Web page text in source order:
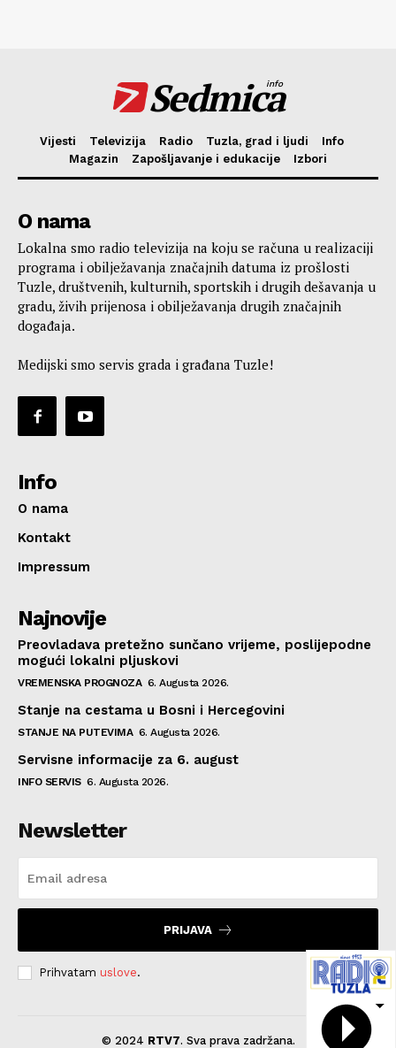
Sedmica
info
Vijesti Televizija Radio Tuzla, grad i ljudi
Info
Magazin
Zapošljavanje i edukacije Izbori
O nama
Lokalna smo radio televizija na koju se računa u realizaciji
programa i obilježavanja značajnih datuma iz prošlosti
Tuzle, društvenih, kulturnih, sportskih i drugih dešavanja u
gradu, živih prijenosa i obilježavanja drugih značajnih
događaja.
Medijski smo servis grada i građana Tuzle!
Info
O nama
Kontakt
Impressum
Najnovije
Preovladava pretežno sunčano vrijeme, poslijepodne
mogući lokalni pljuskovi
VREMENSKA PROGNOZA 6. Augusta 2026.
Stanje na cestama u Bosni i Hercegovini
STANJE NA PUTEVIMA 6. Augusta 2026.
Servisne informacije za 6. august
INFO SERVIS 6. Augusta 2026.
Newsletter
PRIJAVA
Prihvatam uslove.
© 2024 RTV7. Sva prava zadržana.